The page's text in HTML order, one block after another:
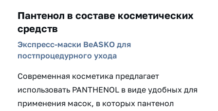
Пантенол в составе косметических
средств
Экспресс-маски BeASKO для
постпроцедурного ухода
Современная косметика предлагает
использовать PANTHENOL в виде удобных для
применения масок, в которых пантенол